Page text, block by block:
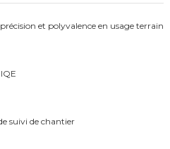
et polyvalence en usage terrain
suivi de chantier